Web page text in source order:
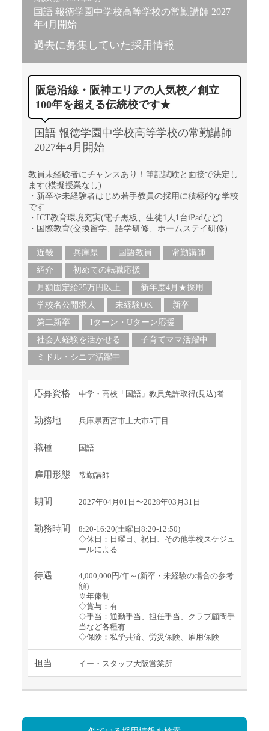
国語 報徳学園中学校高等学校の常勤講師 2027
年4月開始
過去に募集していた採用情報
阪急沿線・阪神エリアの人気校／創立
100年を超える伝統校です★
国語 報徳学園中学校高等学校の常勤講師
2027年4月開始
教員未経験者にチャンスあり！筆記試験と面接で決定し
ます(模擬授業なし)
・新卒や未経験者はじめ若手教員の採用に積極的な学校
です
・ICT教育環境充実(電子黒板、生徒1人1台iPadなど)
・国際教育(交換留学、語学研修、ホームステイ研修)
近畿 兵庫県 国語教員
常勤講師
紹介
初めての転職応援
月額固定給25万円以上
新年度4月★採用
学校名公開求人
未経験OK
新卒
第二新卒
Iターン・Uターン応援
社会人経験を活かせる
子育てママ活躍中
ミドル・シニア活躍中
応募資格 中学・高校「国語」教員免許取得(見込)者
勤務地 兵庫県西宮市上大市5丁目
職種 国語
雇用形態 常勤講師
期間 2027年04月01日〜2028年03月31日
勤務時間
8:20-16:20(土曜日8:20-12:50)
◇休日：日曜日、祝日、その他学校スケジュ
ールによる
待遇
4,000,000円/年～(新卒・未経験の場合の参考
額)
※年俸制
◇賞与：有
◇手当：通勤手当、担任手当、クラブ顧問手
当など各種有
◇保険：私学共済、労災保険、雇用保険
担当 イー・スタッフ大阪営業所